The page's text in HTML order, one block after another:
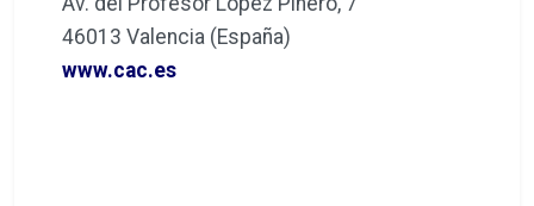
46013 Valencia (España)
www.cac.es